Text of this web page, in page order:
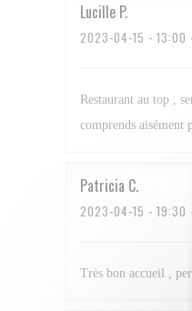
Lucille P
2023-04-15 -
Restaurant au top ,
comprends
Patricia C
2023-04-15 -
Très bon accueil ,